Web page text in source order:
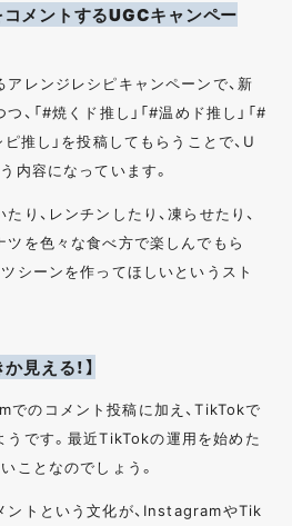
コメントするUGCキャンペー
レンジレシピキャンペーンで、新
、「#焼くド推し」「#温めド推し」「#
推し」を投稿してもらうことで、U
内容になっています。
り、レンチンしたり、凍らせたり、
ツを色々な食べ方で楽しんでもら
シーンを作ってほしいというスト
見える！】
でのコメント投稿に加え、TikTokで
です。最近TikTokの運用を始めた
ことなのでしょう。
ントという文化が、InstagramやTik